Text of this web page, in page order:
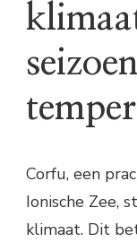
Corfu, een
Ionische Zee,
klimaat. Dit